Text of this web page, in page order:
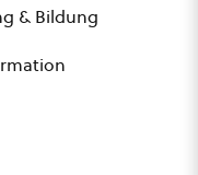
& Bildung